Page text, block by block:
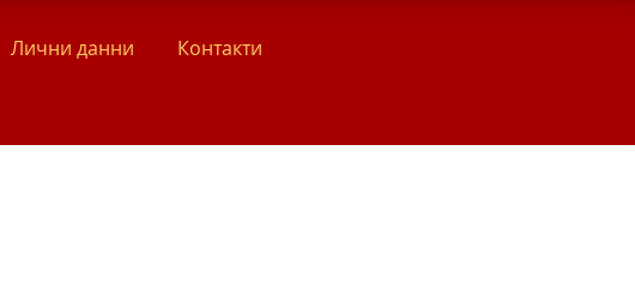
Лични данни
Контакти